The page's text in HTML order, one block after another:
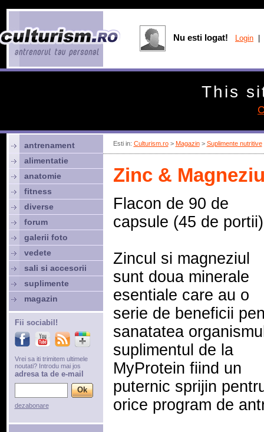
Esti in: Culturism.ro> Magazin> Suplimente nutritive
Zinc &
Flacon de 90 de
capsule (45 de portii)
Zincul si magneziul
sunt doua minerale
esentiale care au o
serie de beneficii
sanatatea
suplimentul de la
MyProtein fiind un
puternic sprijin
orice program de
antrenament
alimentatie
anatomie
fitness
diverse
forum
galerii foto
vedete
sali si accesorii
suplimente
magazin
Fii sociabil!
Vrei sa iti trimitem ultimele
noutati? Introdu mai jos
adresa ta de e-mail
dezabonare
Nu esti logat! Login
This